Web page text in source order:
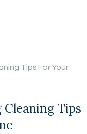
Cleaning Tips